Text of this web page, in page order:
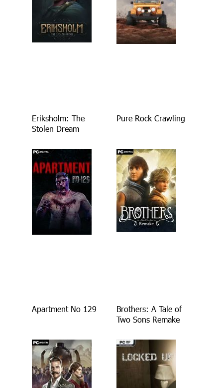
Eriksholm: The
Stolen Dream
Pure Rock Crawling
Apartment No 129
Brothers: A Tale of
Two Sons Remake